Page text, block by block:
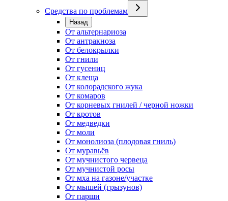
Средства по проблемам
Назад
От альтернариоза
От антракноза
От белокрылки
От гнили
От гусениц
От клеща
От колорадского жука
От комаров
От корневых гнилей / черной ножки
От кротов
От медведки
От моли
От монолиоза (плодовая гниль)
От муравьёв
От мучнистого червеца
От мучнистой росы
От мха на газоне/участке
От мышей (грызунов)
От парши